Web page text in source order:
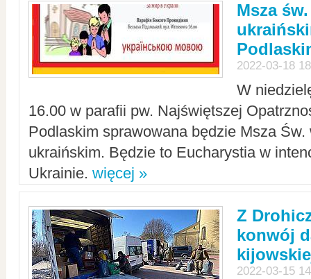
Msza
2022-03-18
W
16.00 w parafii pw. Najświętszej
Podlaskim sprawowana będzie Msza Św.
ukraińskim. Będzie to Eucharystia w
Ukrainie. więcej »
Z
konwój
2022-03-15